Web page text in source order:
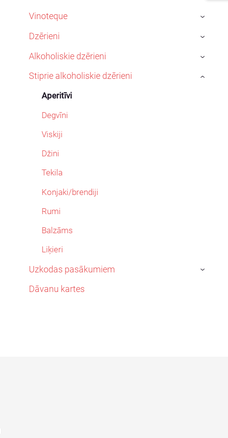
Vinoteque ›
Dzērieni ›
Alkoholiskie dzērieni ›
Stiprie alkoholiskie dzērieni
Aperitīvi
Degvīni
Viskiji
Džini
Tekila
Konjaki/brendiji
Rumi
Balzāms
Liķieri
›
Uzkodas pasākumiem ›
Dāvanu kartes